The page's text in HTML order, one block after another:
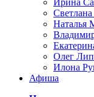
Наталья
Олег
Илона
Афиша